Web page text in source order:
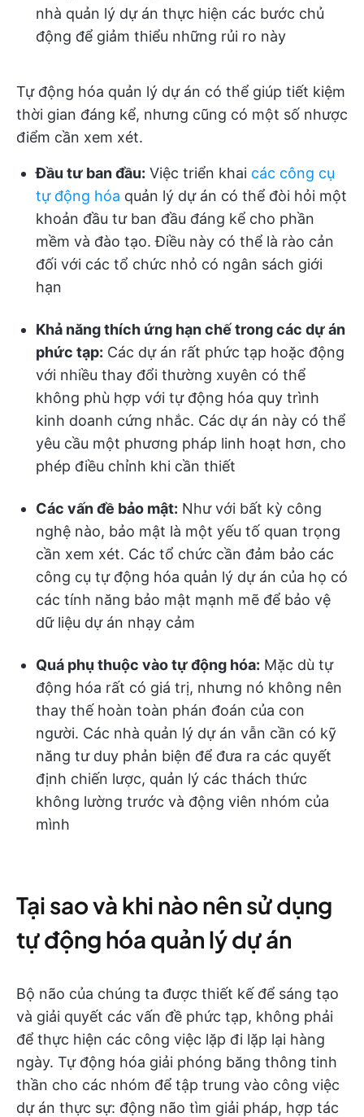
nhà quản lý dự án thực hiện các bước chủ
động để giảm thiểu những rủi ro này
Tự động hóa quản lý dự án có thể giúp tiết kiệm
thời gian đáng kể, nhưng cũng có một số nhược
điểm cần xem xét.
Đầu tư ban đầu: Việc triển khai các công cụ
tự động hóa quản lý dự án có thể đòi hỏi một
khoản đầu tư ban đầu đáng kể cho phần
mềm và đào tạo. Điều này có thể là rào cản
đối với các tổ chức nhỏ có ngân sách giới
hạn
Khả năng thích ứng hạn chế trong các dự án
phức tạp: Các dự án rất phức tạp hoặc động
với nhiều thay đổi thường xuyên có thể
không phù hợp với tự động hóa quy trình
kinh doanh cứng nhắc. Các dự án này có thể
yêu cầu một phương pháp linh hoạt hơn, cho
phép điều chỉnh khi cần thiết
Các vấn đề bảo mật: Như với bất kỳ công
nghệ nào, bảo mật là một yếu tố quan trọng
cần xem xét. Các tổ chức cần đảm bảo các
công cụ tự động hóa quản lý dự án của họ có
các tính năng bảo mật mạnh mẽ để bảo vệ
dữ liệu dự án nhạy cảm
Quá phụ thuộc vào tự động hóa: Mặc dù tự
động hóa rất có giá trị, nhưng nó không nên
thay thế hoàn toàn phán đoán của con
người. Các nhà quản lý dự án vẫn cần có kỹ
năng tư duy phản biện để đưa ra các quyết
định chiến lược, quản lý các thách thức
không lường trước và động viên nhóm của
mình
Tại sao và khi nào nên sử dụng
tự động hóa quản lý dự án
Bộ não của chúng ta được thiết kế để sáng tạo
và giải quyết các vấn đề phức tạp, không phải
để thực hiện các công việc lặp đi lặp lại hàng
ngày. Tự động hóa giải phóng băng thông tinh
thần cho các nhóm để tập trung vào công việc
dự án thực sự: động não tìm giải pháp, hợp tác